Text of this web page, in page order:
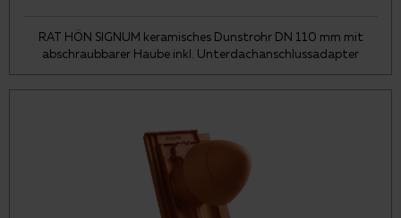
RAT HÖN SIGNUM keramisches Dunstrohr DN 110 mm mit
abschraubbarer Haube inkl. Unterdachanschlussadapter